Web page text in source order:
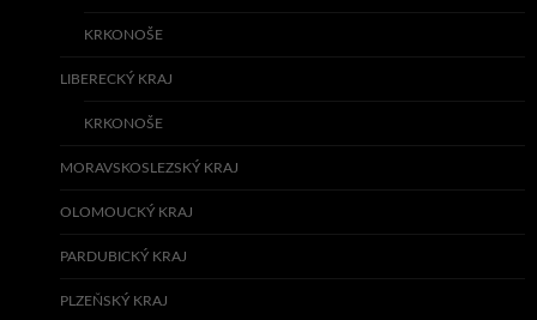
KRKONOŠE
LIBERECKÝ KRAJ
KRKONOŠE
MORAVSKOSLEZSKÝ KRAJ
OLOMOUCKÝ KRAJ
PARDUBICKÝ KRAJ
PLZEŇSKÝ KRAJ